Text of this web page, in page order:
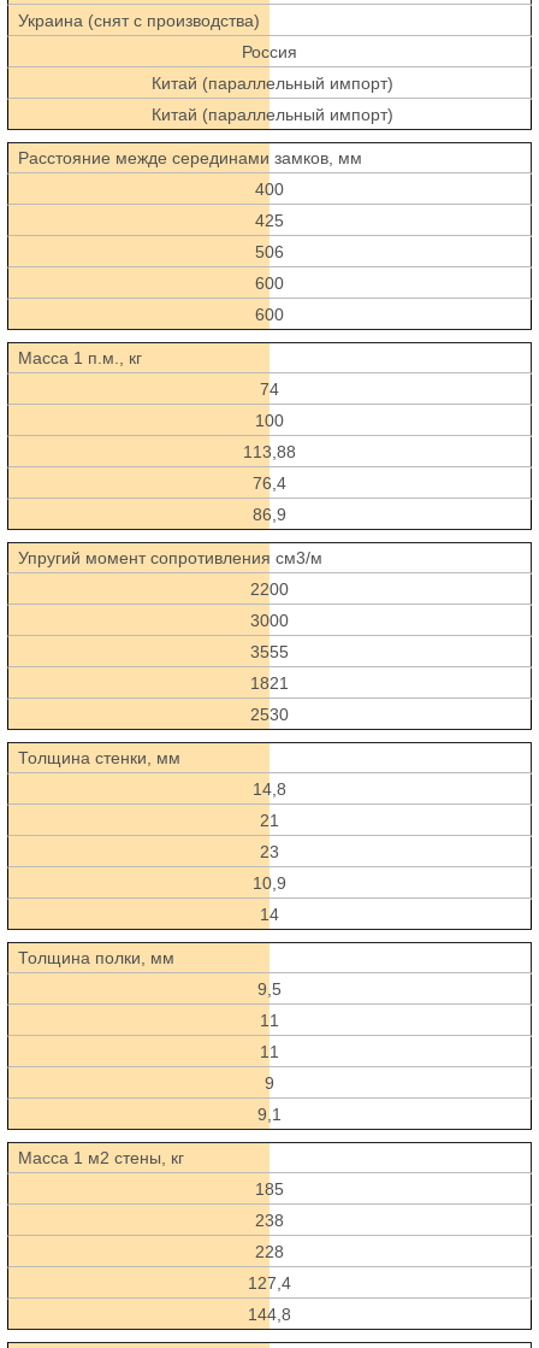
Украина (снят с производства)
Россия
Китай (параллельный импорт)
Китай (параллельный импорт)
Расстояние межде серединами замков, мм
400
425
506
600
600
Масса 1 п.м., кг
74
100
113,88
76,4
86,9
Упругий момент сопротивления см3/м
2200
3000
3555
1821
2530
Толщина стенки, мм
14,8
21
23
10,9
14
Толщина полки, мм
9,5
11
11
9
9,1
Масса 1 м2 стены, кг
185
238
228
127,4
144,8